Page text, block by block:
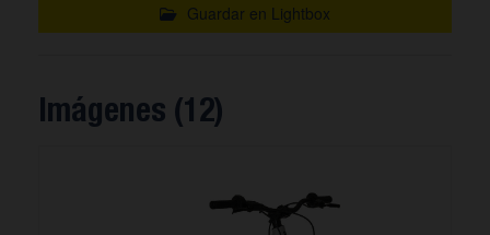
Guardar en Lightbox
Imágenes (12)